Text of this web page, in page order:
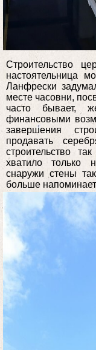
Строительство
настоятельница
Ланфрески
месте часовни,
часто бывает,
финансовыми
завершения
продавать
строительство
хватило только
снаружи стены
больше